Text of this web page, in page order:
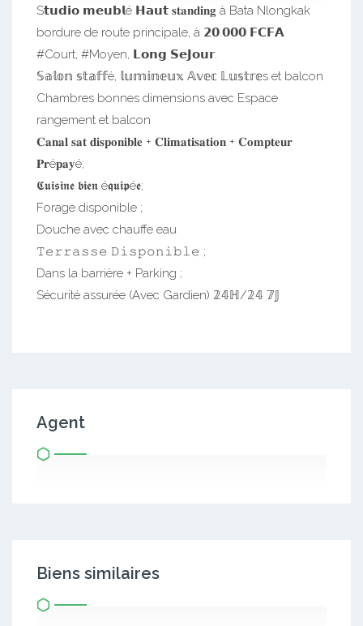
S𝘁𝘂𝗱𝗶𝗼 𝗺𝗲𝘂𝗯𝗹é 𝗛𝗮𝘂𝘁 𝐬𝐭𝐚𝐧𝐝𝐢𝐧𝐠 à Bata Nlongkak
bordure de route principale, à 𝟮𝟬.𝟬𝟬𝟬 𝗙𝗖𝗙𝗔
#Court, #Moyen, 𝗟𝗼𝗻𝗴 𝗦𝗲𝗝𝗼𝘂𝗿.
𝕊𝕒𝕝𝕠𝕟 𝕤𝕥𝕒𝕗𝕗é, 𝕝𝕦𝕞𝕚𝕟𝕖𝕦𝕩 𝔸𝕧𝕖𝕔 𝕃𝕦𝕤𝕥𝕣𝕖s et balcon
Chambres bonnes dimensions avec Espace
rangement et balcon
𝐂𝐚𝐧𝐚𝐥 𝐬𝐚𝐭 𝐝𝐢𝐬𝐩𝐨𝐧𝐢𝐛𝐥𝐞 + 𝐂𝐥𝐢𝐦𝐚𝐭𝐢𝐬𝐚𝐭𝐢𝐨𝐧 + 𝐂𝐨𝐦𝐩𝐭𝐞𝐮𝐫
𝐏𝐫é𝐩𝐚𝐲é;
𝕮𝖚𝖎𝖘𝖎𝖓𝖊 𝖇𝖎𝖊𝖓 é𝖖𝖚𝖎𝖕é𝖊;
Forage disponible ;
Douche avec chauffe eau
𝚃𝚎𝚛𝚛𝚊𝚜𝚜𝚎 𝙳𝚒𝚜𝚙𝚘𝚗𝚒𝚋𝚕𝚎 ;
Dans la barrière + Parking ;
Sécurité assurée (Avec Gardien) 𝟚𝟜ℍ/𝟚𝟜 𝟟𝕁
Agent
Biens similaires